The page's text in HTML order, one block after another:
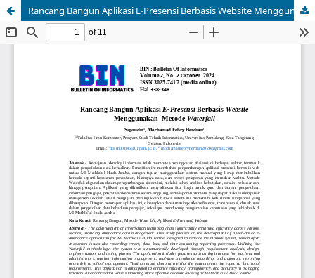
Rancang Bangun Aplikasi E-Presensi Berbasis Website Menggunakan Metode Waterfall